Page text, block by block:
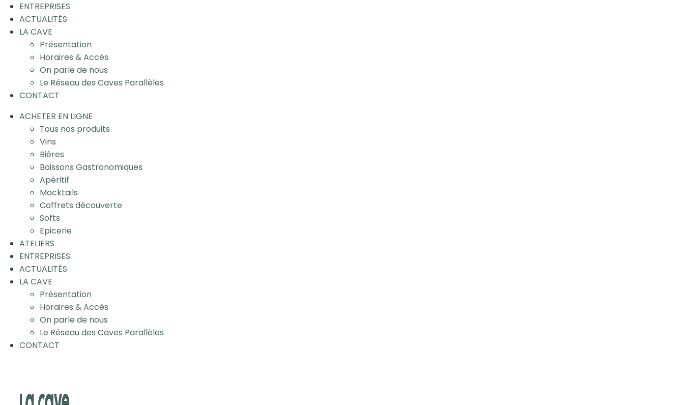
ENTREPRISES
ACTUALITÉS
LA CAVE
Présentation
Horaires & Accès
On parle de nous
Le Réseau des Caves Parallèles
CONTACT
ACHETER EN LIGNE
Tous nos produits
Vins
Bières
Boissons Gastronomiques
Apéritif
Mocktails
Coffrets découverte
Softs
Epicerie
ATELIERS
ENTREPRISES
ACTUALITÉS
LA CAVE
Présentation
Horaires & Accès
On parle de nous
Le Réseau des Caves Parallèles
CONTACT